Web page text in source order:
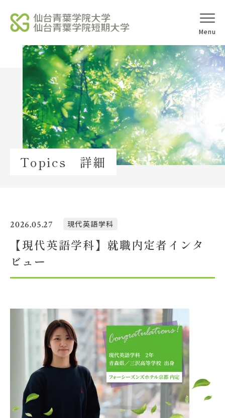
オープンキャ
ンパス
アクセス
学校法人北杜学園
Topics
イベント一覧
教職員募集
大学概要
Topics 詳細
2026.05.27 現代英語学科
【現代英語学科】就職内定者インタ
ビュー